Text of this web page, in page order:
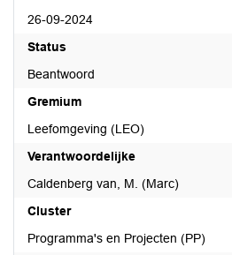
26-09-2024
Status
Beantwoord
Gremium
Leefomgeving (LEO)
Verantwoordelijke
Caldenberg van, M. (Marc)
Cluster
Programma's en Projecten (PP)